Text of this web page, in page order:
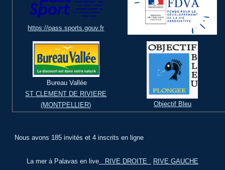
https://pass.sports.gouv.fr
Bureau Vallée
ST CLEMENT DE RIVIERE
(MONTPELLIER)
Objectif Bleu
Nous avons 185 invités et 4 inscrits en ligne
La mer à Palavas en live RIVE DROITE RIVE GAUCHE